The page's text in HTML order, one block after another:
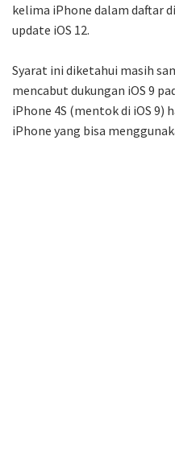
kelima iPhone dalam daftar
update iOS 12.
Syarat ini diketahui masih
mencabut dukungan iOS 9
iPhone 4S (mentok di iOS 9)
iPhone yang bisa